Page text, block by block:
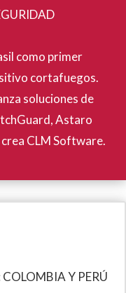
como primer
cortafuegos.
soluciones de
Astaro
CLM Software.
Y PERÚ